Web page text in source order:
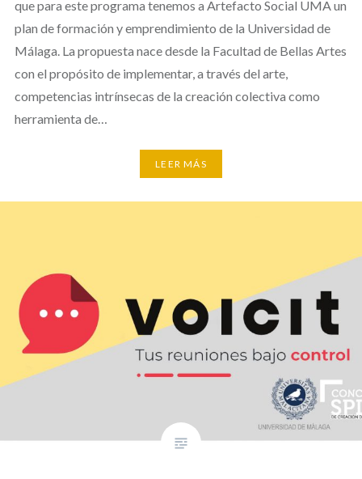
que para este programa tenemos a Artefacto Social UMA un
plan de formación y emprendimiento de la Universidad de
Málaga. La propuesta nace desde la Facultad de Bellas Artes
con el propósito de implementar, a través del arte,
competencias intrínsecas de la creación colectiva como
herramienta de…
LEER MÁS